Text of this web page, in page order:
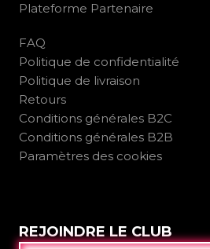
Plateforme Partenaire
FAQ
Politique de confidentialité
Politique de livraison
Retours
Conditions générales B2C
Conditions générales B2B
Paramètres des cookies
REJOINDRE LE CLUB